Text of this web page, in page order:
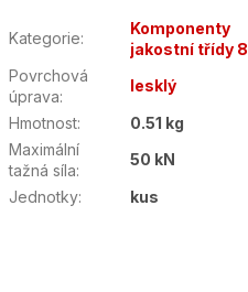
Kategorie:
Komponenty
jakostní třídy 8
Povrchová
úprava:
lesklý
Hmotnost:
0.51 kg
Maximální
tažná síla:
50 kN
Jednotky: kus